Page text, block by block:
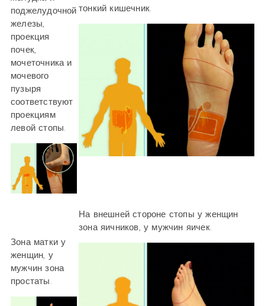
поджелудочной
железы,
проекция
почек,
мочеточника и
мочевого
пузыря
соответствуют
проекциям
левой стопы.
тонкий кишечник.
Зона матки у
женщин, у
мужчин зона
простаты.
На внешней стороне стопы у женщин
зона яичников, у мужчин яичек.